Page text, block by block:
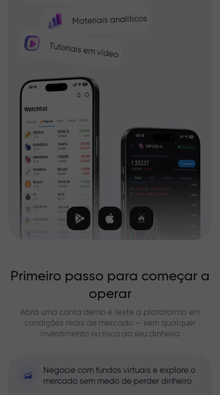
Materiais analíticos
Tutoriais em vídeo
Primeiro passo para começar a
operar
Abra uma conta demo e teste a plataforma em
condições reais de mercado — sem qualquer
investimento ou risco ao seu dinheiro
Negocie com fundos virtuais e explore o
mercado sem medo de perder dinheiro